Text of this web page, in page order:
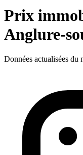
Prix
Anglure-
Données actualisées du